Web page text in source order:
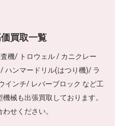
買取一覧
機/ トロウェル / カニクレー
ハンマードリル(はつり機)/ ラ
インチ/ レバーブロック など工
械も出張買取しております。
せください。